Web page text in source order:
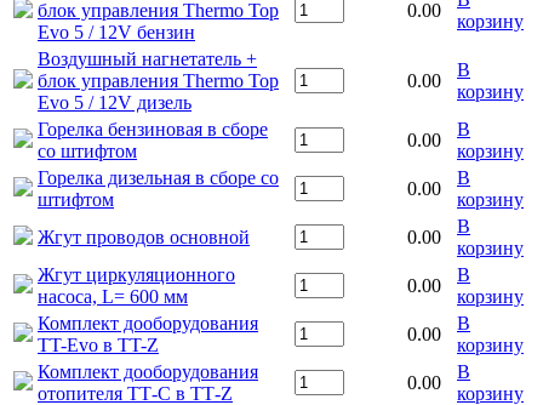
блок управления Thermo Top
Evo 5 / 12V бензин
0.00
корзину
Воздушный нагнетатель +
блок управления Thermo Top
Evo 5 / 12V дизель
0.00
В
корзину
Горелка бензиновая в сборе
со штифтом
0.00
В
корзину
Горелка дизельная в сборе со
штифтом
0.00
В
корзину
Жгут проводов основной
0.00
В
корзину
Жгут циркуляционного
насоса, L= 600 мм
0.00
В
корзину
Комплект дооборудования
TT-Evo в TT-Z
0.00
В
корзину
Комплект дооборудования
отопителя ТТ-С в ТТ-Z
0.00
В
корзину